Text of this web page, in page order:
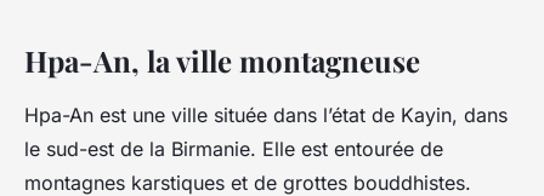
Hpa-An, la ville montagneuse
Hpa-An est une ville située dans l’état de Kayin, dans
le sud-est de la Birmanie. Elle est entourée de
montagnes karstiques et de grottes bouddhistes.